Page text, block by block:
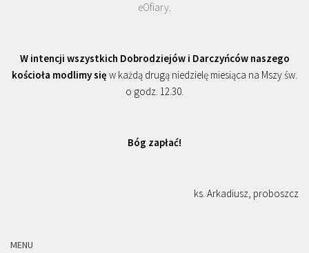
eOfiary.
W intencji wszystkich Dobrodziejów i Darczyńców naszego
kościoła modlimy się w każdą drugą niedzielę miesiąca na Mszy św.
o godz. 12.30.
Bóg zapłać!
ks. Arkadiusz, proboszcz
MENU